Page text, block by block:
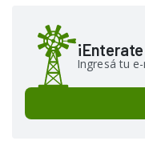
Ingresá tu